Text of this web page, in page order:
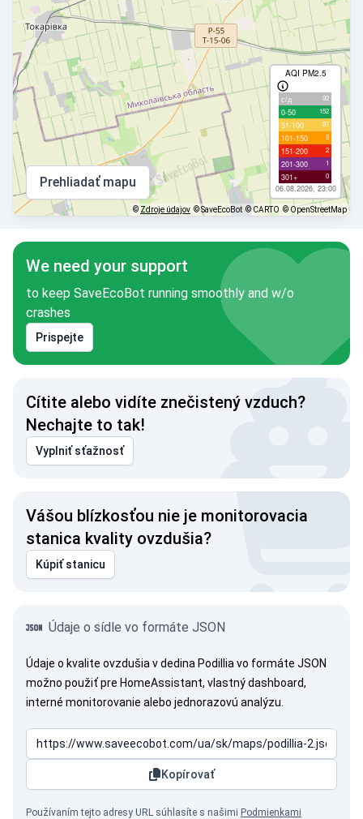
AQI PM2.5
с/д 92
0-50 152
51-100 97
101-150 5
151-200 2
201-300 1
301+ 0
06.08.2026, 23:00
Prehliadať mapu
© Zdroje údajov © SaveEcoBot © CARTO © OpenStreetMap
We need your support
to keep SaveEcoBot running smoothly and w/o
crashes
Prispejte
Cítite alebo vidíte znečistený vzduch?
Nechajte to tak!
Vyplniť sťažnosť
Vášou blízkosťou nie je monitorovacia
stanica kvality ovzdušia?
Kúpiť stanicu
Údaje o sídle vo formáte JSON
Údaje o kvalite ovzdušia v dedina Podillia vo formáte JSON
možno použiť pre HomeAssistant, vlastný dashboard,
interné monitorovanie alebo jednorazovú analýzu.
Kopírovať
Používaním tejto adresy URL súhlasíte s našimi Podmienkami